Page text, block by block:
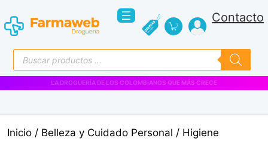
al
contenido
Contacto
Búsqueda
de
productos
VENTAS EMPRESARIALES
Inicio / Belleza y Cuidado Personal / Higiene